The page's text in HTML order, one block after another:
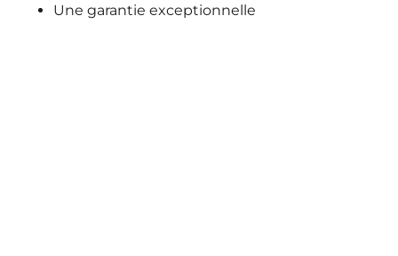
Une garantie exceptionnelle